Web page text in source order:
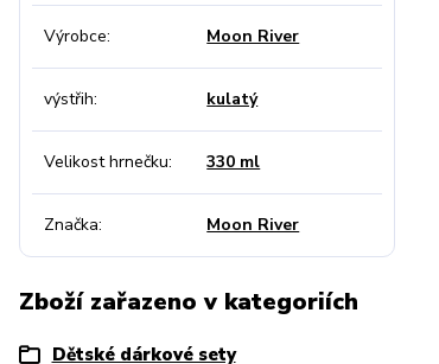
Výrobce Moon River
výstřih kulatý
Velikost hrnečku 330 ml
Značka Moon River
Zboží zařazeno v kategoriích
Dětské dárkové sety